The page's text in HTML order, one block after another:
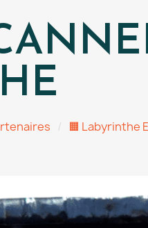
🟧 Labyrinthe